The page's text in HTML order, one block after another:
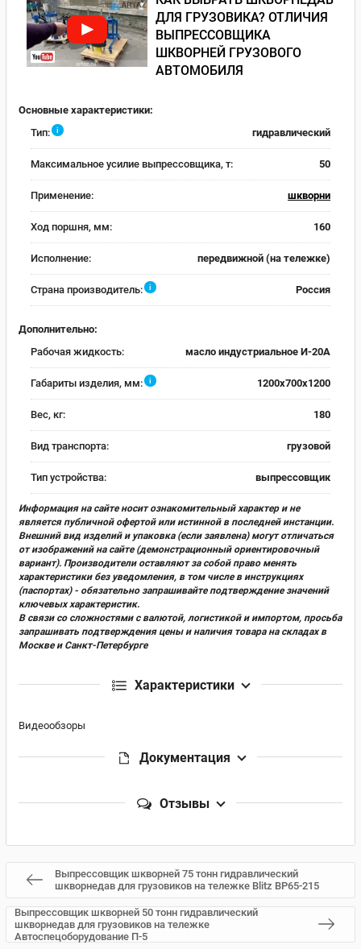
ДЛЯ ГРУЗОВИКА? ОТЛИЧИЯ
ВЫПРЕССОВЩИКА
ШКВОРНЕЙ ГРУЗОВОГО
АВТОМОБИЛЯ
Основные характеристики:
Тип:
i гидравлический
Максимальное усилие выпрессовщика, т: 50
Применение: шкворни
Ход поршня, мм: 160
Исполнение: передвижной (на тележке)
Страна производитель: i Россия
Дополнительно:
Рабочая жидкость:
масло индустриальное И-20А
Габариты изделия, мм: i 1200x700x1200
Вес, кг: 180
Вид транспорта: грузовой
Тип устройства: выпрессовщик
Информация на сайте носит ознакомительный характер и не
является публичной офертой или истинной в последней инстанции.
Внешний вид изделий и упаковка (если заявлена) могут отличаться
от изображений на сайте (демонстрационный ориентировочный
вариант). Производители оставляют за собой право менять
характеристики без уведомления, в том числе в инструкциях
(паспортах) - обязательно запрашивайте подтверждение значений
ключевых характеристик.
В связи со сложностями с валютой, логистикой и импортом, просьба
запрашивать подтверждения цены и наличия товара на складах в
Москве и Санкт-Петербурге
Характеристики
Видеообзоры
Документация
Отзывы
Выпрессовщик шкворней 75 тонн гидравлический
шкворнедав для грузовиков на тележке Blitz BP65-215
Выпрессовщик шкворней 50 тонн гидравлический
шкворнедав для грузовиков на тележке
Автоспецоборудование П-5